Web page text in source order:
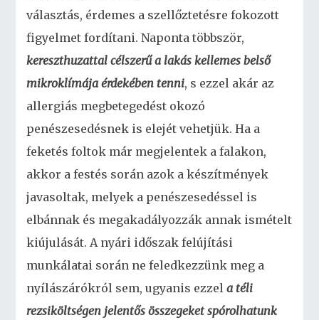
választás, érdemes a szellőztetésre fokozott
figyelmet fordítani. Naponta többször,
kereszthuzattal célszerű a lakás kellemes belső
mikroklímája érdekében tenni, s ezzel akár az
allergiás megbetegedést okozó
penészesedésnek is elejét vehetjük. Ha a
feketés foltok már megjelentek a falakon,
akkor a festés során azok a készítmények
javasoltak, melyek a penészesedéssel is
elbánnak és megakadályozzák annak ismételt
kiújulását. A nyári időszak felújítási
munkálatai során ne feledkezzünk meg a
nyílászárókról sem, ugyanis ezzela téli
rezsiköltségen jelentős összegeket spórolhatunk